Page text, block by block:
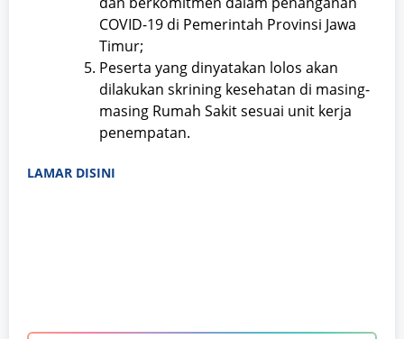
COVID-19 di Pemerintah Provinsi Jawa
Timur;
Peserta yang dinyatakan lolos akan
dilakukan skrining kesehatan di masing-
masing Rumah Sakit sesuai unit kerja
penempatan.
LAMAR DISINI